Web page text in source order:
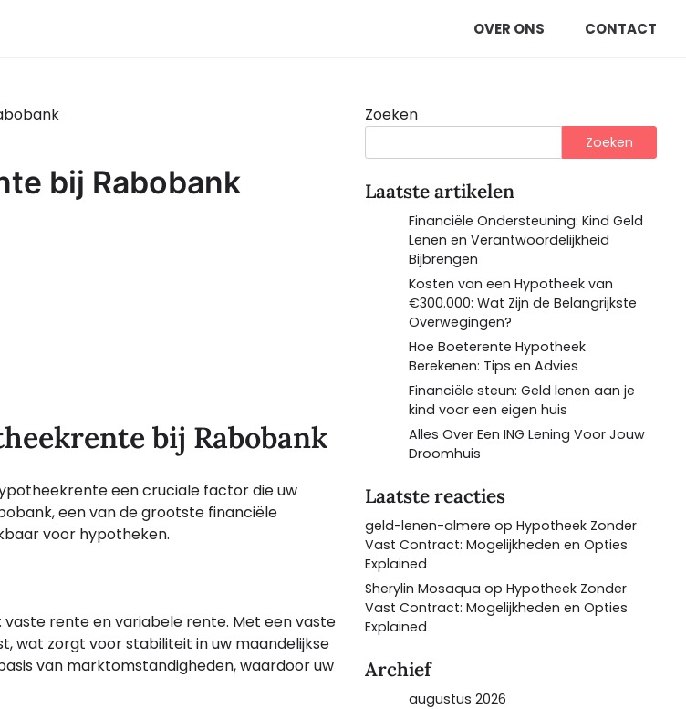
OVER ONS CONTACT
bij Rabobank
bij Rabobank
een cruciale factor die uw
een van de grootste financiële
voor hypotheken.
rente en variabele rente. Met een vaste
wat zorgt voor stabiliteit in uw maandelijkse
van marktomstandigheden, waardoor uw
Zoeken
Zoeken
Laatste artikelen
Financiële Ondersteuning: Kind Geld
Lenen en Verantwoordelijkheid
Bijbrengen
Kosten van een Hypotheek van
€300.000: Wat Zijn de Belangrijkste
Overwegingen?
Hoe Boeterente Hypotheek
Berekenen: Tips en Advies
Financiële steun: Geld lenen aan je
kind voor een eigen huis
Alles Over Een ING Lening Voor Jouw
Droomhuis
Laatste reacties
geld-lenen-almere op Hypotheek Zonder
Vast Contract: Mogelijkheden en Opties
Explained
Sherylin Mosaqua op Hypotheek Zonder
Vast Contract: Mogelijkheden en Opties
Explained
Archief
augustus 2026